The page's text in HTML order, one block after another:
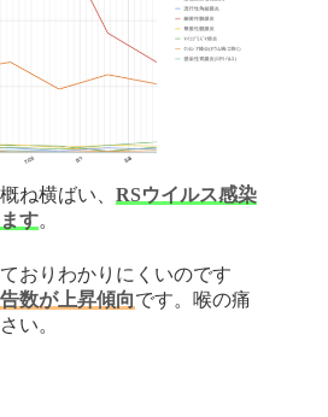
ね横ばい、 RSウイルス感染
す。
おりわかりにくいのです
数が上昇傾向です。喉の痛
い。